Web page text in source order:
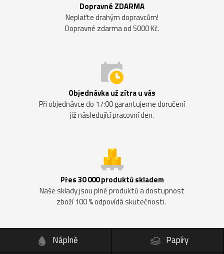
Dopravné ZDARMA
Neplaťte drahým dopravcům!
Dopravné zdarma od 5000 Kč.
Objednávka už zítra u vás
Při objednávce do 17:00 garantujeme doručení
již následující pracovní den.
Přes 30 000 produktů skladem
Naše sklady jsou plné produktů a dostupnost
zboží 100 % odpovídá skutečnosti.
Náplně
Papíry